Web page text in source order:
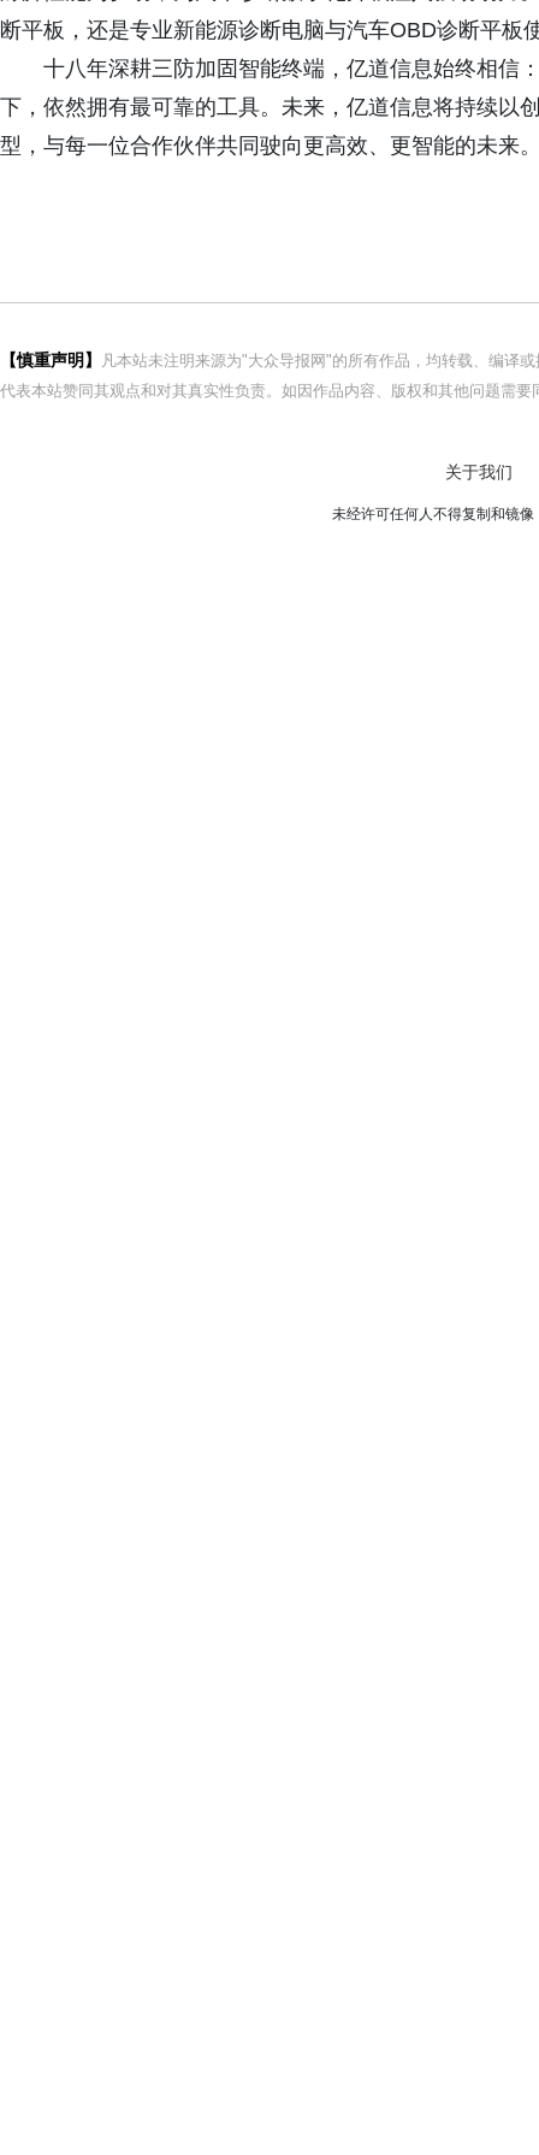
断平板，还是专业新能源诊断电脑与汽车OBD诊断平
十八年深耕三防加固智能终端，亿道信息始终相信
下，依然拥有最可靠的工具。未来，亿道信息将持续以
型，与每一位合作伙伴共同驶向更高效、更智能的未来
【慎重声明】
凡本站未注明来源为"大众导报网"的所有作品，均转载、编译
代表本站赞同其观点和对其真实性负责。如因作品内容、版权和其他问题需
关于我们
未经许可任何人不得复制和镜